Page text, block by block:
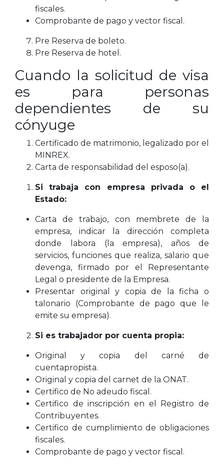
fiscales.
Comprobante de pago y vector fiscal.
Pre Reserva de boleto.
Pre Reserva de hotel.
Cuando la solicitud de visa
es para personas
dependientes de su
cónyuge
Certificado de matrimonio, legalizado por el
MINREX.
Carta de responsabilidad del esposo(a).
Si trabaja con empresa privada o el
Estado:
Carta de trabajo, con membrete de la
empresa, indicar la dirección completa
donde labora (la empresa), años de
servicios, funciones que realiza, salario que
devenga, firmado por el Representante
Legal o presidente de la Empresa.
Presentar original y copia de la ficha o
talonario (Comprobante de pago que le
emite su empresa).
Si es trabajador por cuenta propia:
Original y copia del carné de
cuentapropista.
Original y copia del carnet de la ONAT.
Certifico de No adeudo fiscal.
Certifico de inscripción en el Registro de
Contribuyentes.
Certifico de cumplimiento de obligaciones
fiscales.
Comprobante de pago y vector fiscal.